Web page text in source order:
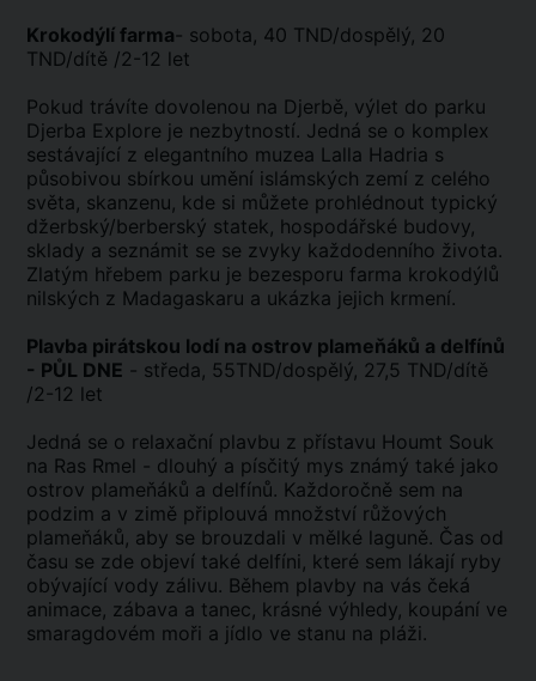
Krokodýlí farma- sobota, 40 TND/dospělý, 20
TND/dítě /2-12 let
Pokud trávíte dovolenou na Djerbě, výlet do parku
Djerba Explore je nezbytností. Jedná se o komplex
sestávající z elegantního muzea Lalla Hadria s
působivou sbírkou umění islámských zemí z celého
světa, skanzenu, kde si můžete prohlédnout typický
džerbský/berberský statek, hospodářské budovy,
sklady a seznámit se se zvyky každodenního života.
Zlatým hřebem parku je bezesporu farma krokodýlů
nilských z Madagaskaru a ukázka jejich krmení.
Plavba pirátskou lodí na ostrov plameňáků a delfínů
- PŮL DNE - středa, 55TND/dospělý, 27,5 TND/dítě
/2-12 let
Jedná se o relaxační plavbu z přístavu Houmt Souk
na Ras Rmel - dlouhý a písčitý mys známý také jako
ostrov plameňáků a delfínů. Každoročně sem na
podzim a v zimě připlouvá množství růžových
plameňáků, aby se brouzdali v mělké laguně. Čas od
času se zde objeví také delfíni, které sem lákají ryby
obývající vody zálivu. Během plavby na vás čeká
animace, zábava a tanec, krásné výhledy, koupání ve
smaragdovém moři a jídlo ve stanu na pláži.